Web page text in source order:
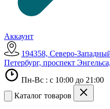
Аккаунт
194358, Северо-
Петербург, проспект
Пн-Вс : с 10:00 до 21:00
Каталог товаров